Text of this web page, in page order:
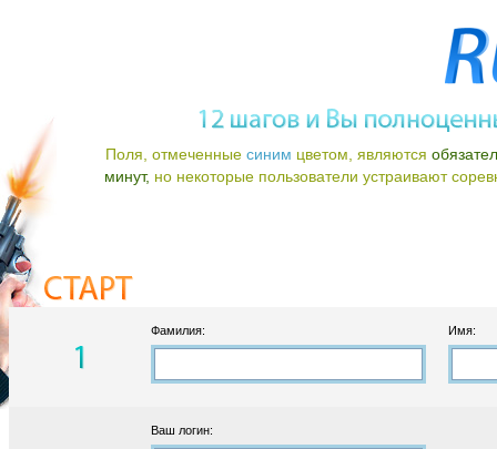
Поля, отмеченные синим цветом, являются
минут, но некоторые пользователи устраивают
Фамилия: Имя:
Ваш логин: